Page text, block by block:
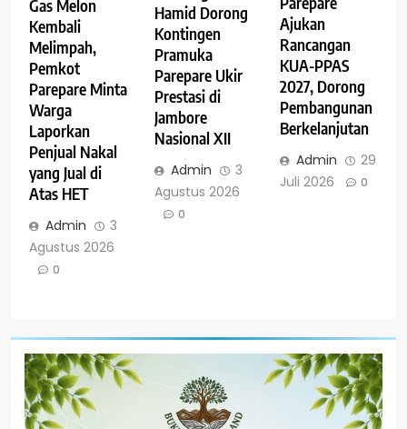
Gas Melon
Kembali
Melimpah,
Pemkot
Parepare Minta
Warga
Laporkan
Penjual Nakal
yang Jual di
Atas HET
Admin
3
Agustus 2026
0
Hamid Dorong
Kontingen
Pramuka
Parepare Ukir
Prestasi di
Jambore
Nasional XII
Admin
3
Agustus 2026
0
Ajukan
Rancangan
KUA-PPAS
2027, Dorong
Pembangunan
Berkelanjutan
Admin
29
Juli 2026
0